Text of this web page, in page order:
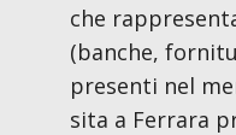
che
(banche,
presenti nel
sita a Ferrara